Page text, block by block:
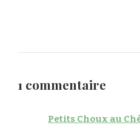
1 commentaire
Petits Choux au